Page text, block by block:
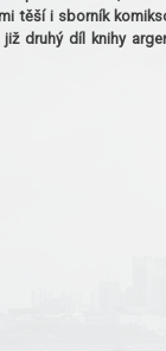
těší i sborník
druhý díl knihy